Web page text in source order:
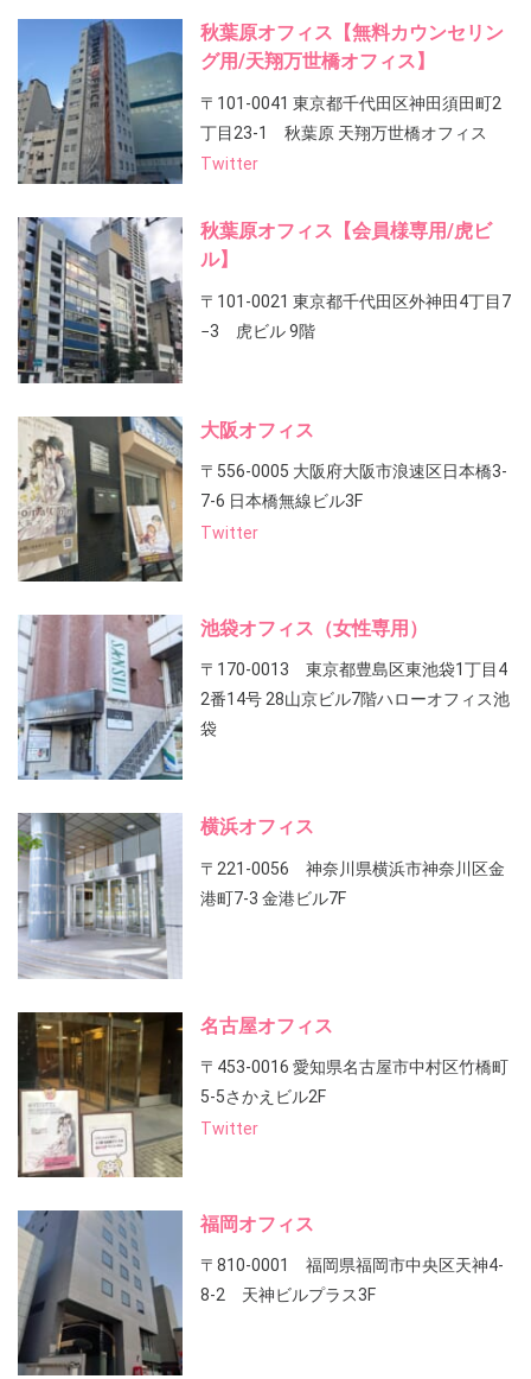
秋葉原オフィス【無料カウンセリン
グ用/天翔万世橋オフィス】
〒101-0041 東京都千代田区神田須田町2
丁目23-1 秋葉原 天翔万世橋オフィス
Twitter
秋葉原オフィス【会員様専用/虎ビ
ル】
〒101-0021 東京都千代田区外神田4丁目7
−3 虎ビル 9階
大阪オフィス
〒556-0005 大阪府大阪市浪速区日本橋3-
7-6 日本橋無線ビル3F
Twitter
池袋オフィス（女性専用）
〒170-0013 東京都豊島区東池袋1丁目4
2番14号 28山京ビル7階ハローオフィス池
袋
横浜オフィス
〒221-0056 神奈川県横浜市神奈川区金
港町7-3 金港ビル7F
名古屋オフィス
〒453-0016 愛知県名古屋市中村区竹橋町
5-5さかえビル2F
Twitter
福岡オフィス
〒810-0001 福岡県福岡市中央区天神4-
8-2 天神ビルプラス3F